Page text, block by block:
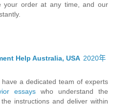
your order at any time, and our
Help Australia, USA 2020年
have a dedicated team of experts
essays who understand the
instructions and deliver within